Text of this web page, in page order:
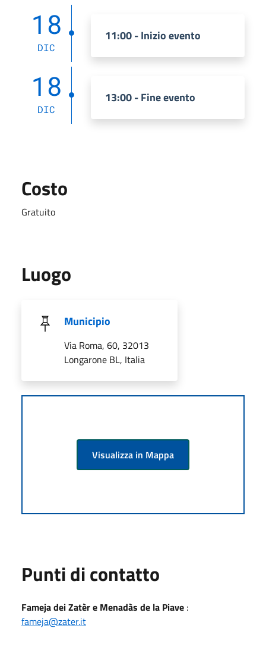
18
DIC
11:00 - Inizio evento
18
DIC
13:00 - Fine evento
Costo
Gratuito
Luogo
Municipio
Via Roma, 60, 32013
Longarone BL, Italia
Visualizza in Mappa
Punti di contatto
Fameja dei Zatèr e Menadàs de la Piave :
fameja@zater.it